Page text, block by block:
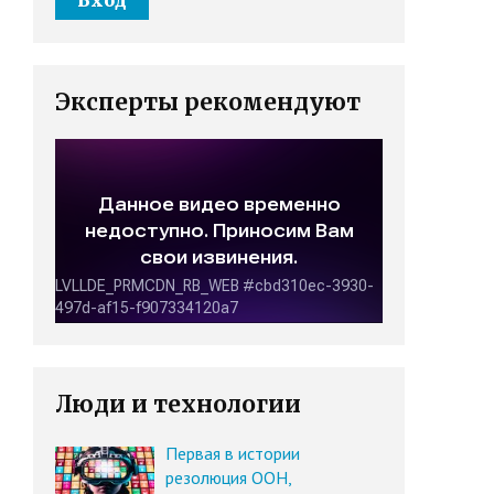
Эксперты рекомендуют
Люди и технологии
Первая в истории
резолюция ООН,